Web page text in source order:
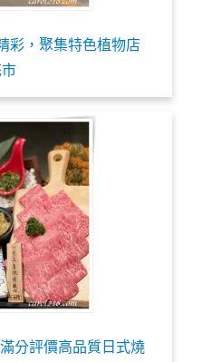
彩，聚集特色植物店
分評價高品質日式燒